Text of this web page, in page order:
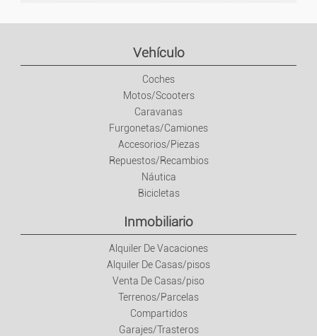
Clases/Cursos
Confección Y Complementos
Relojes Y Joyas
Vehículo
Coches
Motos/Scooters
Caravanas
Furgonetas/Camiones
Accesorios/Piezas
Repuestos/Recambios
Náutica
Bicicletas
Inmobiliario
Alquiler De Vacaciones
Alquiler De Casas/pisos
Venta De Casas/piso
Terrenos/Parcelas
Compartidos
Garajes/Trasteros